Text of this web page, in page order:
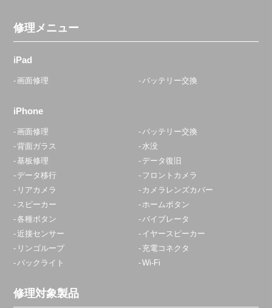
修理メニュー
iPad
画面修理 バッテリー交換
iPhone
画面修理
バッテリー交換
背面ガラス
水没
基板修理
データ復旧
データ移行
フロントカメラ
リアカメラ
カメラレンズカバー
スピーカー
ホームボタン
各種ボタン
バイブレータ
近接センサー
イヤースピーカー
リンゴループ
充電コネクタ
バックライト
Wi-Fi
修理対象製品